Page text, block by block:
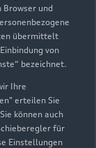
Browser und
übermittelt
von
bezeichnet.
Ihre
erteilen Sie
können auch
für
Einstellungen